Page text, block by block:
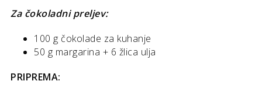
Za čokoladni preljev:
100 g čokolade za kuhanje
50 g margarina + 6 žlica ulja
PRIPREMA: